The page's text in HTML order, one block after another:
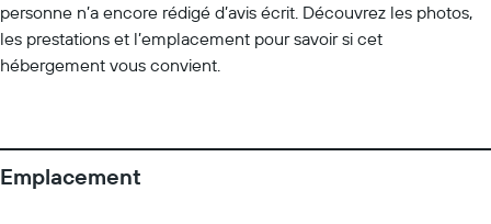
personne n’a encore rédigé d’avis écrit. Découvrez les photos,
les prestations et l’emplacement pour savoir si cet
hébergement vous convient.
Emplacement